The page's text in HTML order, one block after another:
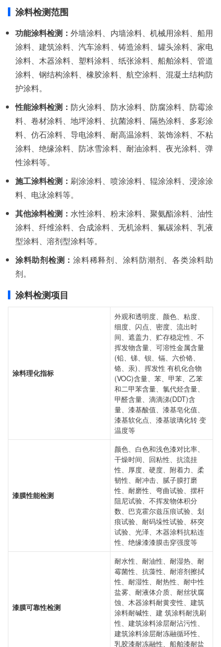
涂料检测范围
功能涂料检测：外墙涂料、内墙涂料、机械用涂料、船用
涂料、建筑涂料、汽车涂料、铸造涂料、罐头涂料、家电
涂料、木器涂料、塑料涂料、纸张涂料、船舶涂料、管道
涂料、钢结构涂料、橡胶涂料、航空涂料、混凝土结构防
护涂料。
性能涂料检测： 防火涂料、防水涂料、防腐涂料、防霉涂
料、卷材涂料、地坪涂料、抗菌涂料、隔热涂料、多彩涂
料、仿石涂料、导电涂料、耐高温涂料、装饰涂料、不粘
涂料、绝缘涂料、防冰雪涂料、耐油涂料、夜光涂料、弹
性涂料等。
施工涂料检测： 刷涂涂料、喷涂涂料、辊涂涂料、浸涂涂
料、电泳涂料等。
其他涂料检测：水性涂料、粉末涂料、聚氨酯涂料、油性
涂料、纤维涂料、合成涂料、无机涂料、氟碳涂料、乳液
型涂料、溶剂型涂料等。
涂料助剂检测：涂料稀释剂、涂料防潮剂、各类涂料助
剂。
涂料检测项目
涂料理化指标
外观和透明度、颜色、粘度、
细度、闪点、密度、流出时
间、遮盖力、贮存稳定性、不
挥发物含量、可溶性金属含量
(铅、锑、钡、镉、六价铬、
铬、汞)、挥发性 有机化合物
(VOC)含量、苯、甲苯、乙苯
和二甲苯含量、氯代烃含量、
甲醛含量、滴滴涕(DDT)含
量、漆基酸值、漆基皂化值、
漆基软化点、漆基玻璃化转 变
温度等
漆膜性能检测
颜色、白色和浅色漆对比率、
干燥时间、回粘性、抗流挂
性、厚度、硬度、附着力、柔
韧性、耐冲击、腻子膜打磨
性、耐磨性、弯曲试验、摆杆
阻尼试验、不挥发物体积分
数、巴克霍尔兹压痕试验、划
痕试验、耐码垛性试验、杯突
试验、光泽、木器涂料抗粘连
性、绝缘漆漆膜击穿强度等
漆膜可靠性检测
耐水性、耐油性、耐湿热、耐
霉菌性、抗藻性、耐溶剂擦拭
性、耐湿性、耐热性、耐中性
盐雾、耐液体介质、耐丝状腐
蚀、木器涂料耐黄变性、建筑
涂料耐碱性、建 筑涂料耐洗刷
性、建筑涂料涂层耐沾污性、
建筑涂料涂层耐冻融循环性、
乳胶漆耐冻融性、船舶漆耐盐